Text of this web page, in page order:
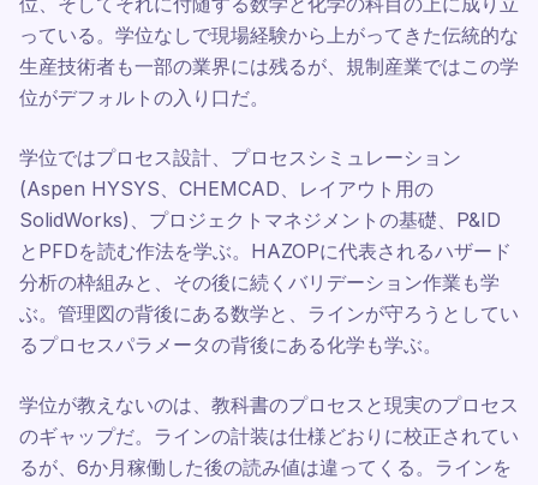
っている。学位なしで現場経験から上がってきた伝統的な
生産技術者も一部の業界には残るが、規制産業ではこの学
位がデフォルトの入り口だ。
学位ではプロセス設計、プロセスシミュレーション
(Aspen HYSYS、CHEMCAD、レイアウト用の
SolidWorks)、プロジェクトマネジメントの基礎、P&ID
とPFDを読む作法を学ぶ。HAZOPに代表されるハザード
分析の枠組みと、その後に続くバリデーション作業も学
ぶ。管理図の背後にある数学と、ラインが守ろうとしてい
るプロセスパラメータの背後にある化学も学ぶ。
学位が教えないのは、教科書のプロセスと現実のプロセス
のギャップだ。ラインの計装は仕様どおりに校正されてい
るが、6か月稼働した後の読み値は違ってくる。ラインを